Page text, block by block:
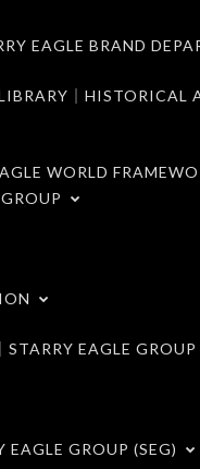
EAGLE BRAND
｜HISTORICAL
WORLD
STARRY EAGLE GROUP
EAGLE GROUP (SEG)